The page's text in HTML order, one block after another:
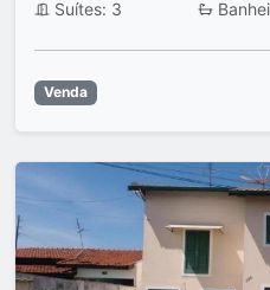
Suítes: 3
Venda